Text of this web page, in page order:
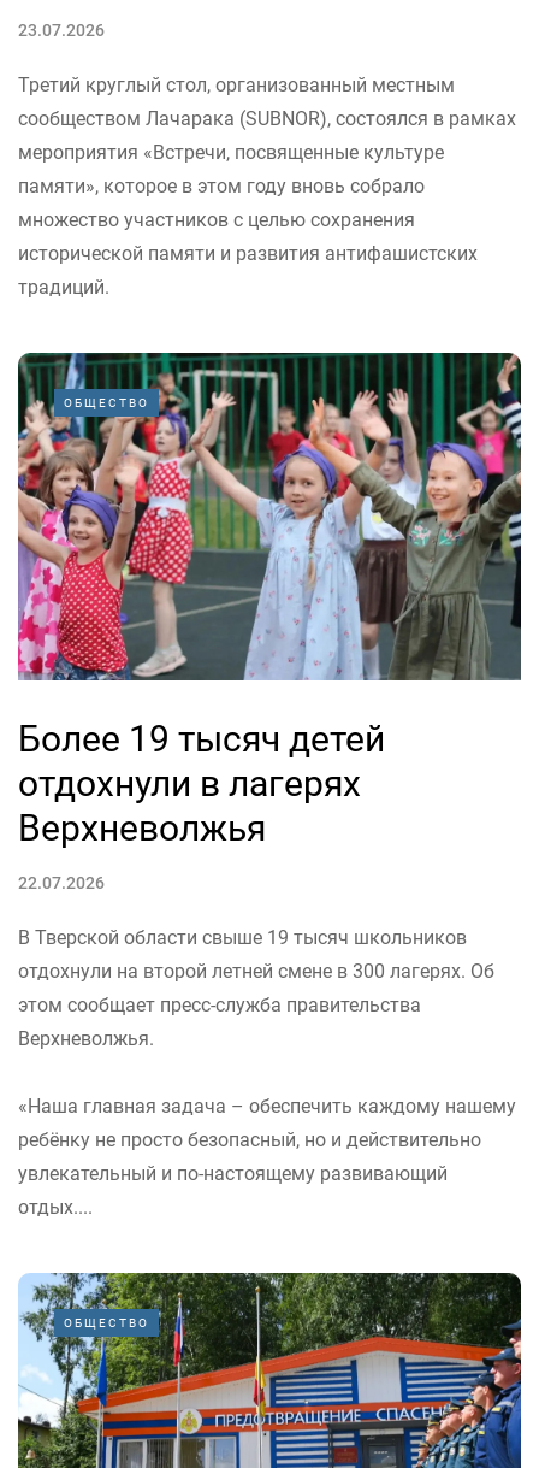
23.07.2026
Третий круглый стол, организованный местным
сообществом Лачарака (SUBNOR), состоялся в рамках
мероприятия «Встречи, посвященные культуре
памяти», которое в этом году вновь собрало
множество участников с целью сохранения
исторической памяти и развития антифашистских
традиций.
ОБЩЕСТВО
Более 19 тысяч детей
отдохнули в лагерях
Верхневолжья
22.07.2026
В Тверской области свыше 19 тысяч школьников
отдохнули на второй летней смене в 300 лагерях. Об
этом сообщает пресс-служба правительства
Верхневолжья.
«Наша главная задача – обеспечить каждому нашему
ребёнку не просто безопасный, но и действительно
увлекательный и по-настоящему развивающий
отдых....
ОБЩЕСТВО